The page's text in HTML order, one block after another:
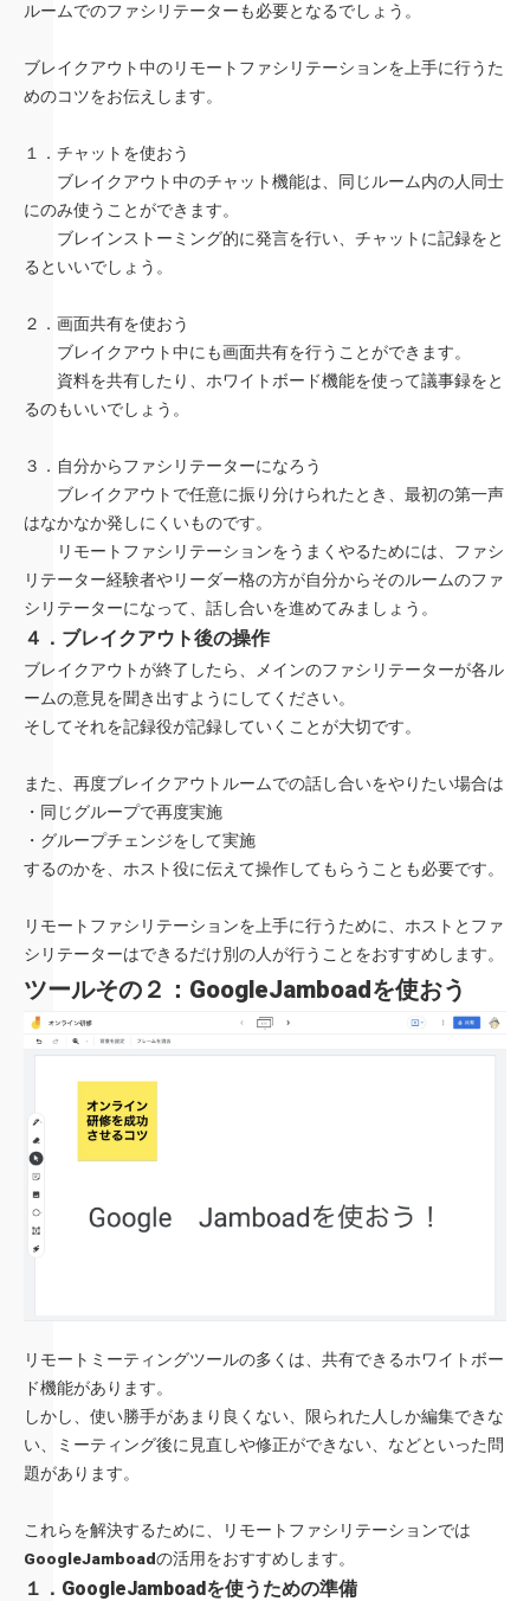
ルームでのファシリテーターも必要となるでしょう。
ブレイクアウト中のリモートファシリテーションを上手に行うた
めのコツをお伝えします。
１．チャットを使おう
ブレイクアウト中のチャット機能は、同じルーム内の人同士
にのみ使うことができます。
ブレインストーミング的に発言を行い、チャットに記録をと
るといいでしょう。
２．画面共有を使おう
ブレイクアウト中にも画面共有を行うことができます。
資料を共有したり、ホワイトボード機能を使って議事録をと
るのもいいでしょう。
３．自分からファシリテーターになろう
ブレイクアウトで任意に振り分けられたとき、最初の第一声
はなかなか発しにくいものです。
リモートファシリテーションをうまくやるためには、ファシ
リテーター経験者やリーダー格の方が自分からそのルームのファ
シリテーターになって、話し合いを進めてみましょう。
４．ブレイクアウト後の操作
ブレイクアウトが終了したら、メインのファシリテーターが各ル
ームの意見を聞き出すようにしてください。
そしてそれを記録役が記録していくことが大切です。
また、再度ブレイクアウトルームでの話し合いをやりたい場合は
・同じグループで再度実施
・グループチェンジをして実施
するのかを、ホスト役に伝えて操作してもらうことも必要です。
リモートファシリテーションを上手に行うために、ホストとファ
シリテーターはできるだけ別の人が行うことをおすすめします。
ツールその２：GoogleJamboadを使おう
リモートミーティングツールの多くは、共有できるホワイトボー
ド機能があります。
しかし、使い勝手があまり良くない、限られた人しか編集できな
い、ミーティング後に見直しや修正ができない、などといった問
題があります。
これらを解決するために、リモートファシリテーションでは
GoogleJamboadの活用をおすすめします。
１．GoogleJamboadを使うための準備